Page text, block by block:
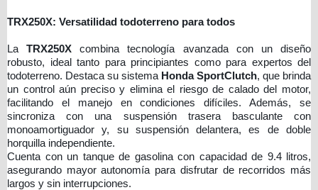
TRX250X: Versatilidad todoterreno para todos
LaTRX250X combina tecnología avanzada con un diseño
robusto, ideal tanto para principiantes como para expertos del
todoterreno. Destaca su sistema Honda SportClutch, que brinda
un control aún preciso y elimina el riesgo de calado del motor,
facilitando el manejo en condiciones difíciles. Además, se
sincroniza con una suspensión trasera basculante con
monoamortiguador y, su suspensión delantera, es de doble
horquilla independiente.
Cuenta con un tanque de gasolina con capacidad de 9.4 litros,
asegurando mayor autonomía para disfrutar de recorridos más
largos y sin interrupciones.